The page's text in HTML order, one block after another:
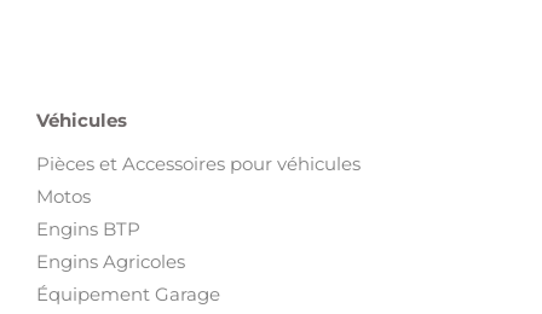
Véhicules
Pièces et Accessoires pour véhicules
Motos
Engins BTP
Engins Agricoles
Équipement Garage